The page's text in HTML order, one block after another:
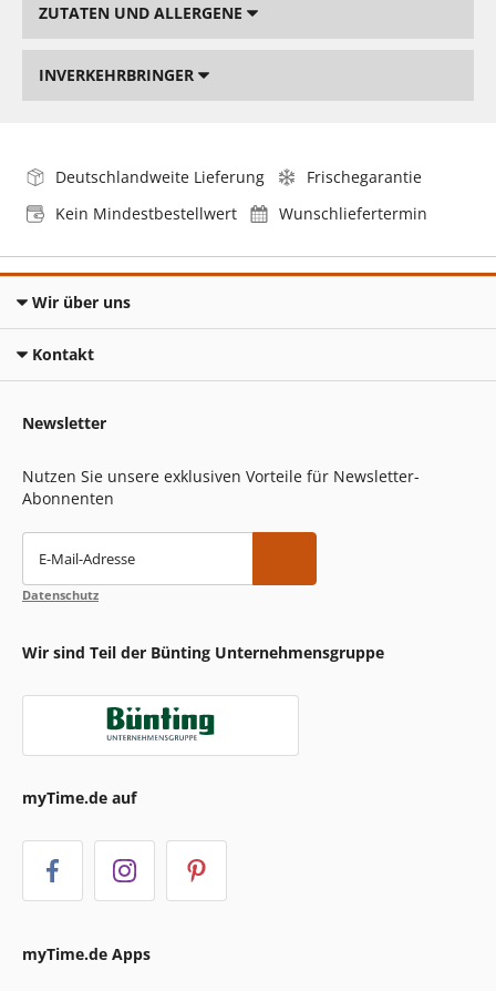
ZUTATEN UND ALLERGENE
INVERKEHRBRINGER
Deutschlandweite Lieferung
Frischegarantie
Kein Mindestbestellwert
Wunschliefertermin
Wir über uns
Kontakt
Newsletter
Nutzen Sie unsere exklusiven Vorteile für Newsletter-
Abonnenten
E-Mail-Adresse
Datenschutz
Wir sind Teil der Bünting Unternehmensgruppe
myTime.de auf
myTime.de Apps